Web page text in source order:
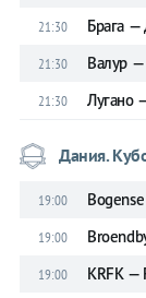
21:30 Брага
21:30 Валур
21:30 Лугано
Дания.
19:00
19:00
19:00 KRFK —